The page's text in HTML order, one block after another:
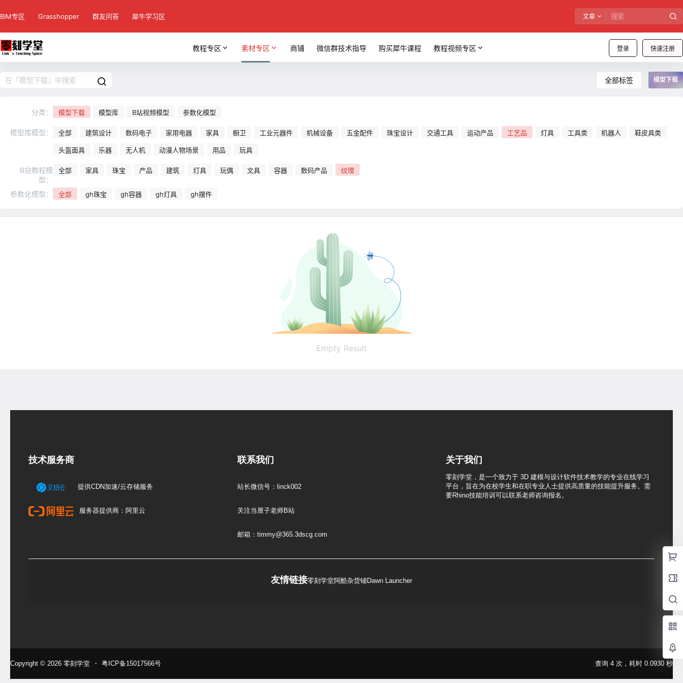
BIM专区 Grasshopper 群友问答 犀牛学习区 文章
登录 快速注册
教程专区 素材专区 商铺 微信群技术指导 购买犀牛课程 教程视频专区
全部标签 模型下载
分类： 模型下载 模型库 B站视频模型 参数化模型
模型库模型： 全部 建筑设计 数码电子 家用电器 家具 橱卫 工业元器件 机械设备 五金配件 珠宝设计 交通工具 运动产品 工艺品 灯具 工具类 机器人 鞋皮具类
头盔面具 乐器 无人机 动漫人物场景 用品 玩具
B站教程模
型：
全部 家具 珠宝 产品 建筑 灯具 玩偶 文具 容器 数码产品 纹理
参数化模型： 全部 gh珠宝 gh容器 gh灯具 gh摆件
Empty Result
技术服务商
提供CDN加速/云存储服务
服务器提供商：阿里云
联系我们
站长微信号：linck002
关注当厘子老师B站
邮箱：timmy@365.3dscg.com
关于我们
零刻学堂，是一个致力于 3D 建模与设计软件技术教学的专业在线学习
平台，旨在为在校学生和在职专业人士提供高质量的技能提升服务。需
要Rhino技能培训可以联系老师咨询报名。
友情链接零刻学堂阿酷杂货铺Dawn Launcher
Copyright © 2026 零刻学堂 ・ 粤ICP备15017566号 查询 4 次，耗时 0.0930 秒